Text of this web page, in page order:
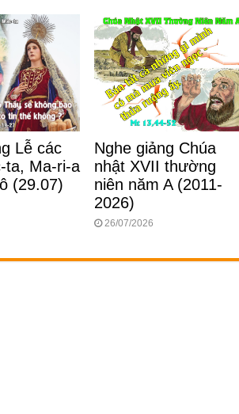
Lễ các
ta, Ma-ri-a
(29.07)
Nghe giảng Chúa
nhật XVII thường
niên năm A (2011-
2026)
26/07/2026